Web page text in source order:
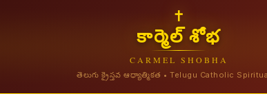
✝
కార్మెల్ శోభ
CARMEL SHOBHA
తెలుగు క్రైస్తవ ఆధ్యాత్మికత • Telugu Catholic